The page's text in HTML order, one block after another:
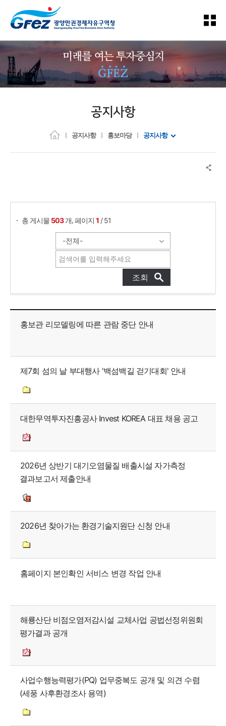
공지사항
공지사항 홍보마당 공지사항
총 게시물 503 개,페이지1 / 51
공지사항 목록으로 번호, 제목, 작성자, 조회수, 등록일, 첨부파일로 나열 되고 있습니다.
홍보관 리모델링에 따른 관람 중단 안내
제7회 섬의 날 부대행사 '백섬백길 걷기대회' 안내
대한무역투자진흥공사 Invest KOREA 대표 채용 공고
2026년 상반기 대기오염물질 배출시설 자가측정
결과보고서 제출안내
2026년 찾아가는 환경기술지원단 신청 안내
홈페이지 본인확인 서비스 변경 작업 안내
해룡산단 비점오염저감시설 교체사업 공법선정위원회
평가결과 공개
사업수행능력평가(PQ) 업무중복도 공개 및 의견 수렴
(세풍 사후환경조사 용역)